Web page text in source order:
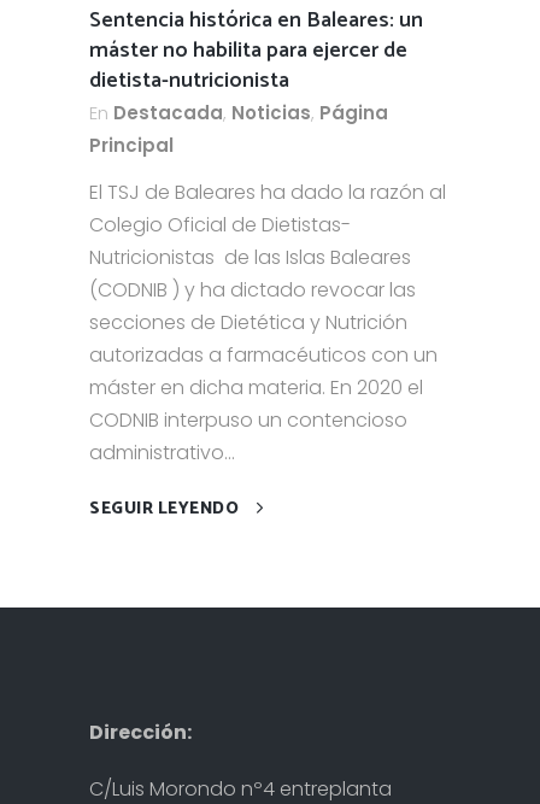
Sentencia histórica en Baleares: un
máster no habilita para ejercer de
dietista-nutricionista
En Destacada, Noticias, Página
Principal
El TSJ de Baleares ha dado la razón al
Colegio Oficial de Dietistas-
Nutricionistas de las Islas Baleares
(CODNIB ) y ha dictado revocar las
secciones de Dietética y Nutrición
autorizadas a farmacéuticos con un
máster en dicha materia. En 2020 el
CODNIB interpuso un contencioso
administrativo...
SEGUIR LEYENDO
Dirección:
C/Luis Morondo nº4 entreplanta